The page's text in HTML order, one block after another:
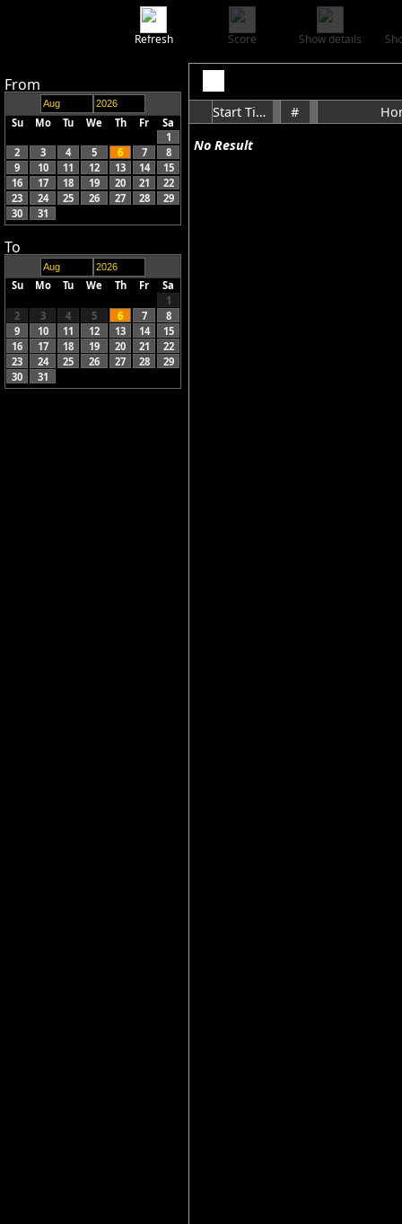
Refresh Score Show details
From
Su Mo Tu We Th Fr
Sa
1
2
3 4 5 6 7
8
9
10 11 12 13 14
15
16
17 18 19 20 21
22
23
24 25 26 27 28
29
30
31
To
Su Mo Tu We Th Fr
Sa
1
2
3 4 5 6 7
8
9
10 11 12 13 14
15
16
17 18 19 20 21
22
23
24 25 26 27 28
29
30
31
No Result
Start Time #